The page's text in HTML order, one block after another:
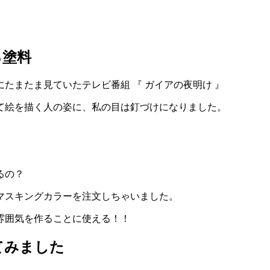
料
またま見ていたテレビ番組 『 ガイアの夜明け 』
を描く人の姿に、私の目は釘づけになりました。
の？
キングカラーを注文しちゃいました。
気を作ることに使える！！
ました